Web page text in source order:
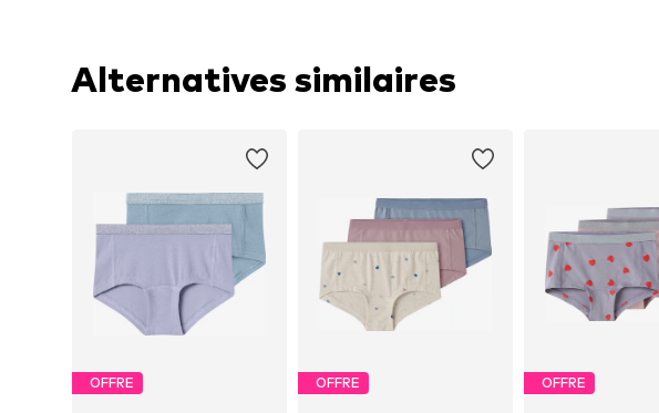
Alternatives similaires
OFFRE OFFRE OFFRE